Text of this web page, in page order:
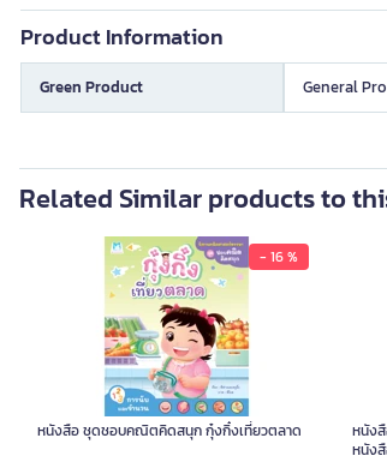
Product Information
Green Product General
Related Similar products to
- 16 %
หนังสือ ชุดชอบคณิตคิดสนุก กุ๋งกิ๋งเที่ยวตลาด
หนังสือ
หนัง